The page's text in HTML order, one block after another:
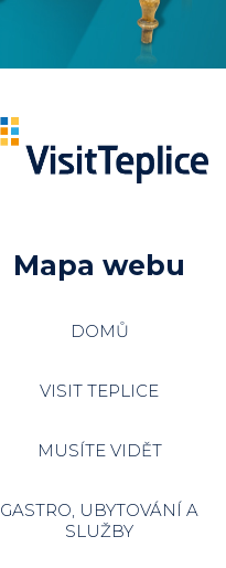
Mapa webu
DOMŮ
VISIT TEPLICE
MUSÍTE VIDĚT
GASTRO, UBYTOVÁNÍ A
SLUŽBY